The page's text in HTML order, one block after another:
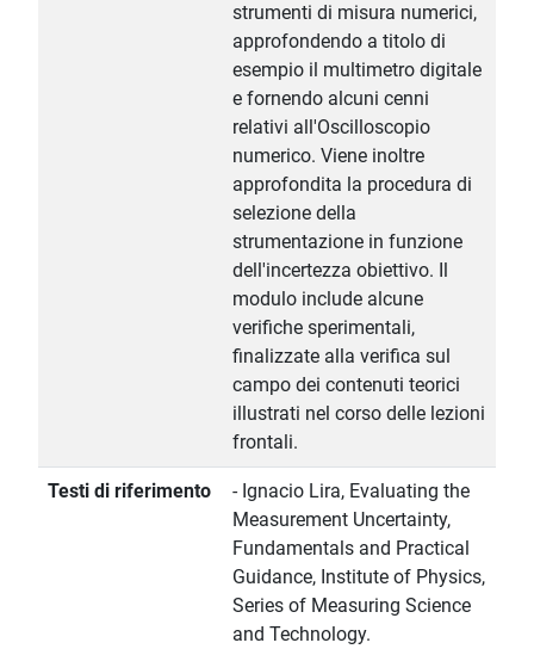
strumenti di misura numerici,
approfondendo a titolo di
esempio il multimetro digitale
e fornendo alcuni cenni
relativi all'Oscilloscopio
numerico. Viene inoltre
approfondita la procedura di
selezione della
strumentazione in funzione
dell'incertezza obiettivo. Il
modulo include alcune
verifiche sperimentali,
finalizzate alla verifica sul
campo dei contenuti teorici
illustrati nel corso delle lezioni
frontali.
Testi di riferimento
- Ignacio Lira, Evaluating the
Measurement Uncertainty,
Fundamentals and Practical
Guidance, Institute of Physics,
Series of Measuring Science
and Technology.